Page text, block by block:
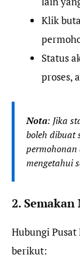
Klik
Status
proses,
Nota: Jika
boleh dibuat
mengetahui
2.
Hubungi Pusat
berikut: